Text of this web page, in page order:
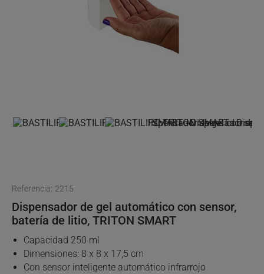
Referencia: 2215
Dispensador de gel automático con sensor,
batería de litio, TRITON SMART
Capacidad 250 ml
Dimensiones: 8 x 8 x 17,5 cm
Con sensor inteligente automático infrarrojo